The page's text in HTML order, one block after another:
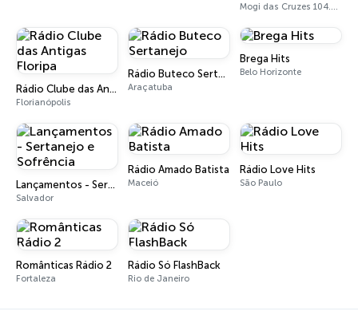
Mogi das Cruzes 104.7 FM
Rádio Clube das Antigas Floripa
Florianópolis
Rádio Buteco Sertanejo
Araçatuba
Brega Hits
Belo Horizonte
Lançamentos - Sertanejo e Sofrência
Salvador
Rádio Amado Batista
Maceió
Rádio Love Hits
São Paulo
Românticas Rádio 2
Fortaleza
Rádio Só FlashBack
Rio de Janeiro